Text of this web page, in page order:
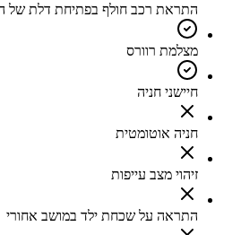
התראת רכב חולף בפתיחת דלת של
מצלמת רוורס
חיישני חניה
חניה אוטומטית
זיהוי מצב עייפות
התראה על שכחת ילד במושב אחורי